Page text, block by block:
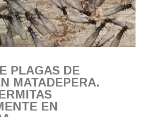
PLAGAS DE
MATADEPERA.
EN